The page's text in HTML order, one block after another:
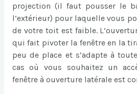
projection (il faut pousser le
l’extérieur) pour laquelle vous
de votre toit est faible.
qui fait pivoter la fenêtre en la
peu de place et s’adapte à
cas où vous souhaitez un
fenêtre à ouverture latérale est